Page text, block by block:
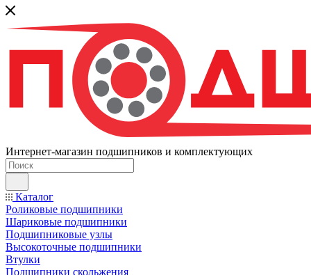
Интернет-магазин подшипников и комплектующих
Каталог
Роликовые подшипники
Шариковые подшипники
Подшипниковые узлы
Высокоточные подшипники
Втулки
Подшипники скольжения